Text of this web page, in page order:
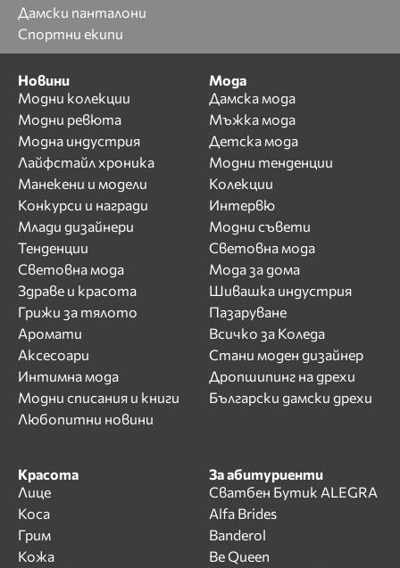
Дамски панталони
Спортни екипи
Новини
Модни колекции
Модни ревюта
Модна индустрия
Лайфстайл хроника
Манекени и модели
Конкурси и награди
Млади дизайнери
Тенденции
Световна мода
Здраве и красота
Грижи за тялото
Аромати
Аксесоари
Интимна мода
Модни списания и книги
Любопитни новини
Мода
Дамска мода
Мъжка мода
Детска мода
Модни тенденции
Колекции
Интервю
Модни съвети
Световна мода
Мода за дома
Шивашка индустрия
Пазаруване
Всичко за Коледа
Стани моден дизайнер
Дропшипинг на дрехи
Български дамски дрехи
Красота
Лице
Коса
Грим
Кожа
За абитуриенти
Сватбен Бутик ALEGRA
Alfa Brides
Banderol
Be Queen